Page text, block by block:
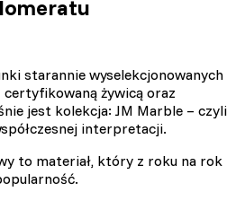
starannie wyselekcjonowanych
certyfikowaną żywicą oraz
jest kolekcja: JM Marble – czyli
interpretacji.
to materiał, który z roku na rok